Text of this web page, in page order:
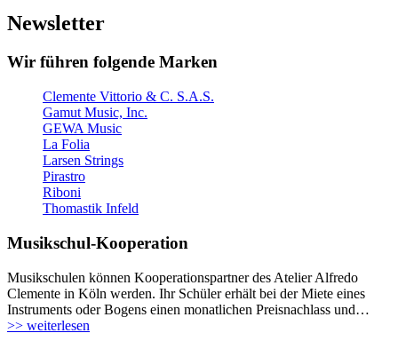
Newsletter
Wir führen folgende Marken
Clemente Vittorio & C. S.A.S.
Gamut Music, Inc.
GEWA Music
La Folia
Larsen Strings
Pirastro
Riboni
Thomastik Infeld
Musikschul-Kooperation
Musikschulen können Kooperationspartner des Atelier Alfredo
Clemente in Köln werden. Ihr Schüler erhält bei der Miete eines
Instruments oder Bogens einen monatlichen Preisnachlass und…
>> weiterlesen